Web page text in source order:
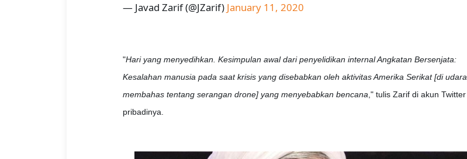
— Javad Zarif (@JZarif) January 11, 2020
"Hari yang menyedihkan. Kesimpulan awal dari penyelidikan internal Angkatan Bersenjata:
Kesalahan manusia pada saat krisis yang disebabkan oleh aktivitas Amerika Serikat [di udara,
membahas tentang serangan drone] yang menyebabkan bencana ," tulis Zarif di akun Twitter
pribadinya.